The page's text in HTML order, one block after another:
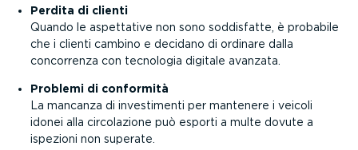
Perdita di clienti
Quando le aspettative non sono soddisfatte, è probabile
che i clienti cambino e decidano di ordinare dalla
concorrenza con tecnologia digitale avanzata.
Problemi di conformità
La mancanza di investi­menti per mantenere i veicoli
idonei alla circo­la­zione può esporti a multe dovute a
ispezioni non superate.